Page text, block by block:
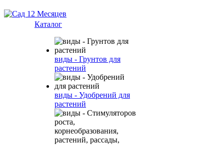
Каталог
виды - Грунтов для
растений
виды - Удобрений для
растений